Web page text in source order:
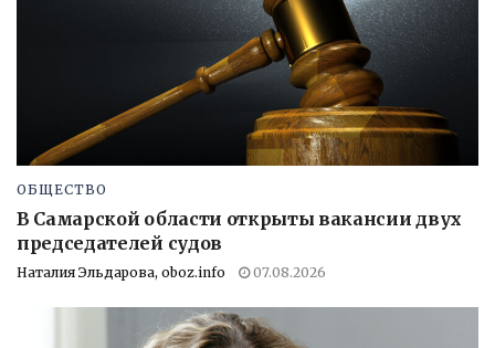
ОБЩЕСТВО
В Самарской области открыты вакансии двух
председателей судов
Наталия Эльдарова, oboz.info 07.08.2026